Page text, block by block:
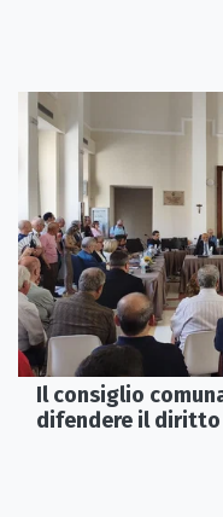
Il consiglio
difendere il